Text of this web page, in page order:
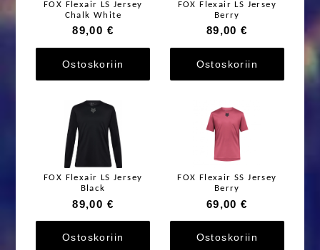
FOX Flexair LS Jersey
Chalk White
89,00 €
Ostoskoriin
FOX Flexair LS Jersey
Berry
89,00 €
Ostoskoriin
FOX Flexair LS Jersey
Black
89,00 €
Ostoskoriin
FOX Flexair SS Jersey
Berry
69,00 €
Ostoskoriin